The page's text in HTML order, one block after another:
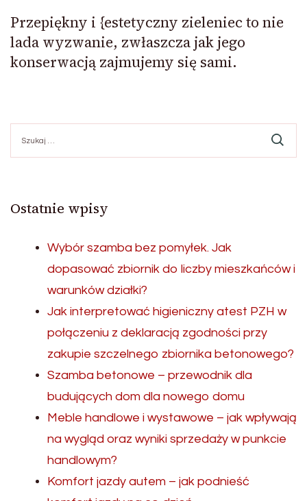
Przepiękny i {estetyczny zieleniec to nie
lada wyzwanie, zwłaszcza jak jego
konserwacją zajmujemy się sami.
Ostatnie wpisy
Wybór szamba bez pomyłek. Jak
dopasować zbiornik do liczby mieszkańców i
warunków działki?
Jak interpretować higieniczny atest PZH w
połączeniu z deklaracją zgodności przy
zakupie szczelnego zbiornika betonowego?
Szamba betonowe – przewodnik dla
budujących dom dla nowego domu
Meble handlowe i wystawowe – jak wpływają
na wygląd oraz wyniki sprzedaży w punkcie
handlowym?
Komfort jazdy autem – jak podnieść